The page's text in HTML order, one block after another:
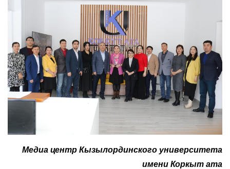
Медиа центр Кызылординского университета
имени Коркыт ата